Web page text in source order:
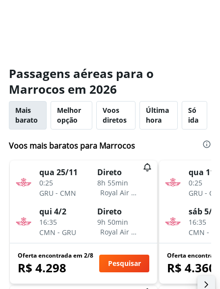
Passagens aéreas para o
Marrocos em 2026
Mais
barato
Melhor
opção
Voos
diretos
Última
hora
Só
ida
Voos mais baratos para Marrocos
qua 25/11
0:25
GRU - CMN
Direto
8h 55min
Royal Air Maroc
qui 4/2
16:35
CMN - GRU
Direto
9h 50min
Royal Air Maroc
Oferta encontrada em 2/8
R$ 4.298 Pesquisar
qua 11/
0:25
GRU -
sáb 5/
16:35
CMN -
Oferta
R$ 4.360